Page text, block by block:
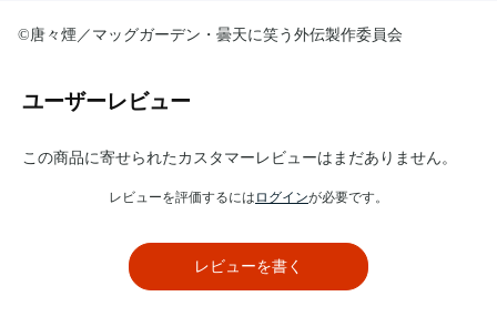
©唐々煙／マッグガーデン・曇天に笑う外伝製作委員会
ユーザーレビュー
この商品に寄せられたカスタマーレビューはまだありません。
レビューを評価するには ログインが必要です。
レビューを書く